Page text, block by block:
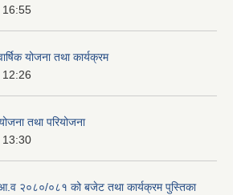
योजना तथा कार्यक्रम
तथा परियोजना
13:30
आ.व २०८०/०८१ को बजेट तथा कार्यक्रम पुस्तिका